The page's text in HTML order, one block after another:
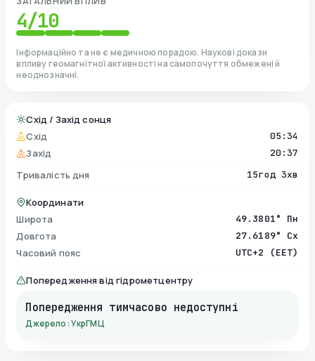
4/10
Інформаційно та не є медичною порадою. Наукові докази
впливу геомагнітної активності на самопочуття обмежені й
неоднозначні.
Схід / Захід сонця
Схід
05:34
Захід 20:37
Тривалість дня 15год 3хв
Координати
Широта
49.3801° Пн
Довгота 27.6189° Сх
Часовий пояс UTC+2 (EET)
Попередження від гідрометцентру
Попередження тимчасово недоступні
Джерело: УкрГМЦ